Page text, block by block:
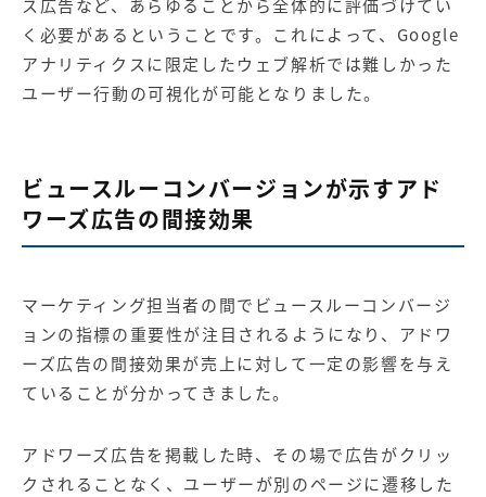
ス広告など、あらゆることから全体的に評価づけてい
く必要があるということです。これによって、Google
アナリティクスに限定したウェブ解析では難しかった
ユーザー行動の可視化が可能となりました。
ビュースルーコンバージョンが示すアド
ワーズ広告の間接効果
マーケティング担当者の間でビュースルーコンバージ
ョンの指標の重要性が注目されるようになり、アドワ
ーズ広告の間接効果が売上に対して一定の影響を与え
ていることが分かってきました。
アドワーズ広告を掲載した時、その場で広告がクリッ
クされることなく、ユーザーが別のページに遷移した